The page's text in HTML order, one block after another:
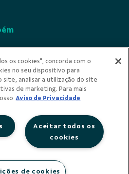
os cookies", concorda com o
no seu dispositivo para
site, analisar a utilização do site
de marketing. Para mais
Aviso de Privacidade
Aceitar todos os
cookies
de cookies